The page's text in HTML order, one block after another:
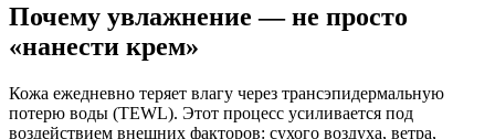
Почему увлажнение — не просто
«нанести крем»
Кожа ежедневно теряет влагу через трансэпидермальную
потерю воды (TEWL). Этот процесс усиливается под
воздействием внешних факторов: сухого воздуха, ветра,